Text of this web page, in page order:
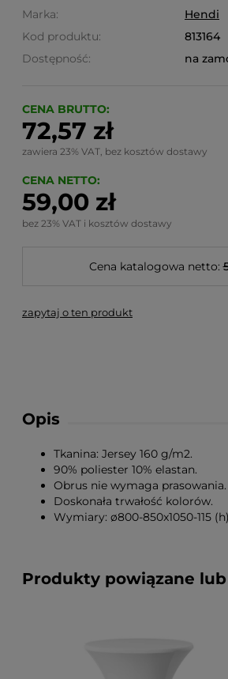
Marka:
Hendi
Kod produktu:
813164
Dostępność:
na
CENA BRUTTO:
72,57 zł
zawiera 23% VAT, bez kosztów dostawy
CENA NETTO:
59,00 zł
bez 23% VAT i kosztów dostawy
Cena katalogowa netto:
zapytaj o ten produkt
Opis
Tkanina: Jersey 160 g/m2.
90% poliester 10% elastan.
Obrus nie wymaga prasowania.
Doskonała trwałość kolorów.
Wymiary: ø800-850x1050-115
Produkty powiązane